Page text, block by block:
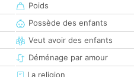
Poids
Possède des enfants
Veut avoir des enfants
Déménage par amour
La religion